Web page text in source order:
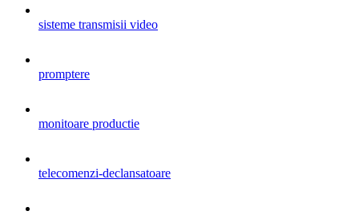
sisteme transmisii video
promptere
monitoare productie
telecomenzi-declansatoare